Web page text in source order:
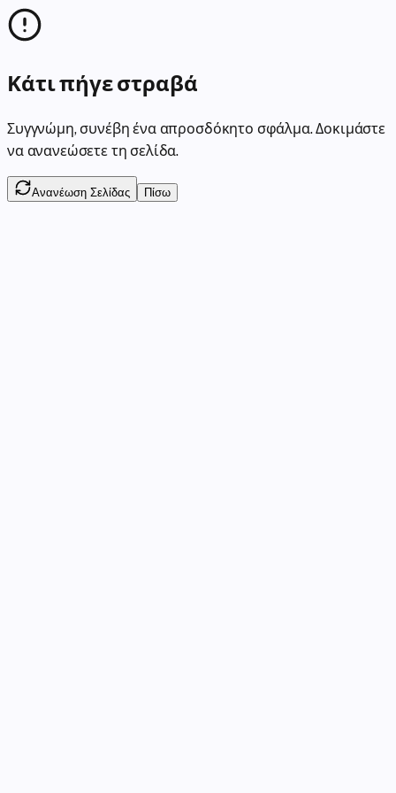
Κάτι πήγε στραβά
Συγγνώμη, συνέβη ένα απροσδόκητο σφάλμα. Δοκιμάστε
να ανανεώσετε τη σελίδα.
Ανανέωση Σελίδας Πίσω